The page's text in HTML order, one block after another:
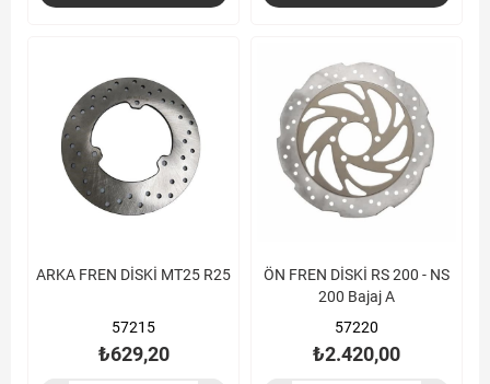
ARKA FREN DİSKİ MT25 R25
57215
₺629,20
ÖN FREN DİSKİ RS 200 - NS
200 Bajaj A
57220
₺2.420,00